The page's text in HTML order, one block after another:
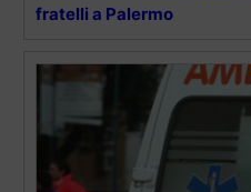
fratelli a Palermo